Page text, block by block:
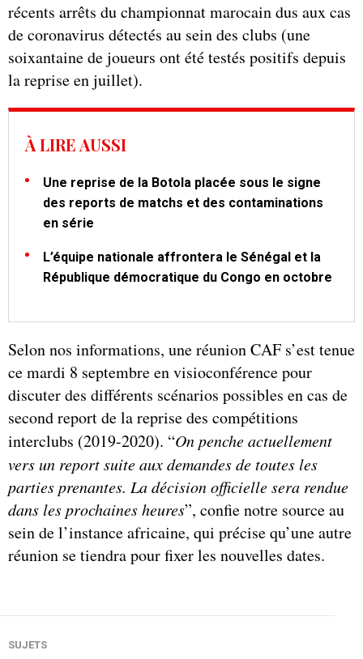
récents arrêts du championnat marocain dus aux cas
de coronavirus détectés au sein des clubs (une
soixantaine de joueurs ont été testés positifs depuis
la reprise en juillet).
À LIRE AUSSI
Une reprise de la Botola placée sous le signe
des reports de matchs et des contaminations
en série
L’équipe nationale affrontera le Sénégal et la
République démocratique du Congo en octobre
Selon nos informations, une réunion CAF s’est tenue
ce mardi 8 septembre en visioconférence pour
discuter des différents scénarios possibles en cas de
second report de la reprise des compétitions
interclubs (2019-2020). “On penche actuellement
vers un report suite aux demandes de toutes les
parties prenantes. La décision officielle sera rendue
dans les prochaines heures”, confie notre source au
sein de l’instance africaine, qui précise qu’une autre
réunion se tiendra pour fixer les nouvelles dates.
SUJETS